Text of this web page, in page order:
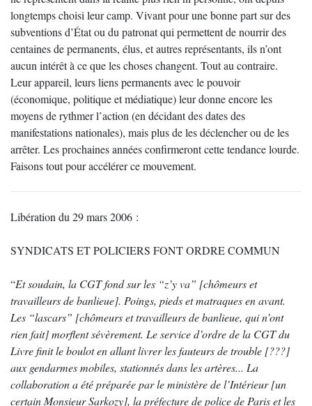
longtemps choisi leur camp. Vivant pour une bonne part sur des
subventions d’État ou du patronat qui permettent de nourrir des
centaines de permanents, élus, et autres représentants, ils n’ont
aucun intérêt à ce que les choses changent. Tout au contraire.
Leur appareil, leurs liens permanents avec le pouvoir
(économique, politique et médiatique) leur donne encore les
moyens de rythmer l’action (en décidant des dates des
manifestations nationales), mais plus de les déclencher ou de les
arrêter. Les prochaines années confirmeront cette tendance lourde.
Faisons tout pour accélérer ce mouvement.
Libération du 29 mars 2006 :
SYNDICATS ET POLICIERS FONT ORDRE COMMUN
“Et soudain, la CGT fond sur les “z’y va” [chômeurs et
travailleurs de banlieue]. Poings, pieds et matraques en avant.
Les “lascars” [chômeurs et travailleurs de banlieue, qui n’ont
rien fait] morflent sévèrement. Le service d’ordre de la CGT du
Livre finit le boulot en allant livrer les fauteurs de trouble [???]
aux gendarmes mobiles, stationnés dans les artères... La
collaboration a été préparée par le ministère de l’Intérieur [un
certain Monsieur Sarkozy], la préfecture de police de Paris et les